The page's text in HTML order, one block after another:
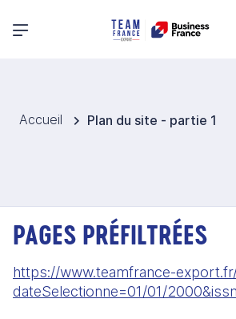
Menu principal
Accueil Plan du site - partie 1
PAGES PRÉFILTRÉES
https://www.teamfrance-
dateSelectionne=01/01/